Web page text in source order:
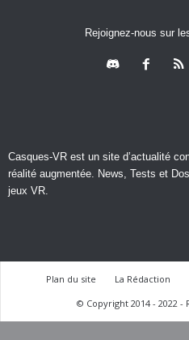
Rejoignez-nous sur
Casques-VR est un site d’actualité
réalité augmentée. News, Tests et
jeux VR.
Plan du site La Rédaction
© Copyright 2014 - 2022